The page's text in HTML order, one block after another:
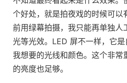
个好处，就是拍夜戏的时候可以
前用绿幕拍摄，我只能再单独人
光等光效。LED 屏不一样，它
我想要的光线和颜色。这个非常
的亮度也足够。